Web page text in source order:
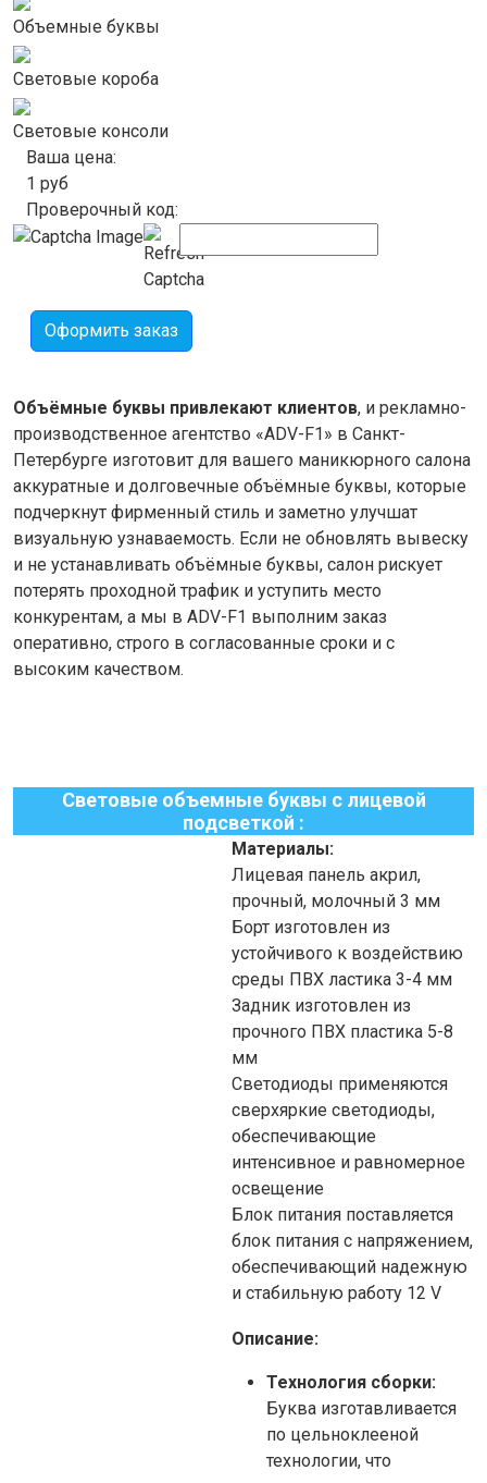
Объемные буквы
Световые короба
Световые консоли
Ваша цена:
1 руб
Проверочный код:
Оформить заказ
Объёмные буквы привлекают клиентов, и рекламно-
производственное агентство «ADV-F1» в Санкт-
Петербурге изготовит для вашего маникюрного салона
аккуратные и долговечные объёмные буквы, которые
подчеркнут фирменный стиль и заметно улучшат
визуальную узнаваемость. Если не обновлять вывеску
и не устанавливать объёмные буквы, салон рискует
потерять проходной трафик и уступить место
конкурентам, а мы в ADV-F1 выполним заказ
оперативно, строго в согласованные сроки и с
высоким качеством.
Световые объемные буквы с лицевой
подсветкой :
Материалы:
Лицевая панель акрил,
прочный, молочный 3 мм
Борт изготовлен из
устойчивого к воздействию
среды ПВХ ластика 3-4 мм
Задник изготовлен из
прочного ПВХ пластика 5-8
мм
Светодиоды применяются
сверхяркие светодиоды,
обеспечивающие
интенсивное и равномерное
освещение
Блок питания поставляется
блок питания с напряжением,
обеспечивающий надежную
и стабильную работу 12 V
Описание:
Технология сборки:
Буква изготавливается
по цельноклееной
технологии, что